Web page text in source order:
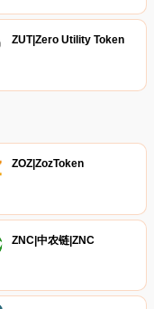
ZUT|Zero Utility Token
ZOZ|ZozToken
ZNC|中农链|ZNC